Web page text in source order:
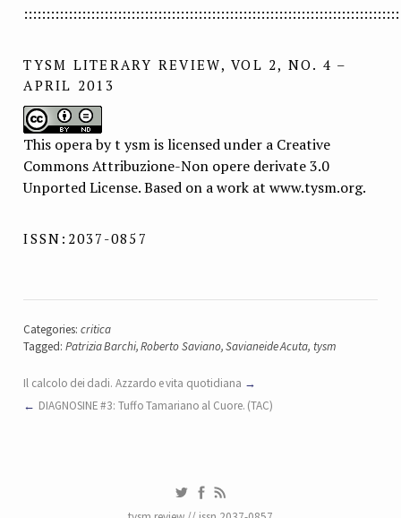
TYSM LITERARY REVIEW, VOL 2, NO. 4 –
APRIL 2013
This opera by t ysm is licensed under a Creative
Commons Attribuzione-Non opere derivate 3.0
Unported License. Based on a work at www.tysm.org.
ISSN:2037-0857
Categories: critica
Tagged: Patrizia Barchi,Roberto Saviano,Savianeide Acuta, tysm
Il calcolo dei dadi. Azzardo e vita quotidiana
DIAGNOSINE #3: Tuffo Tamariano al Cuore. (TAC)